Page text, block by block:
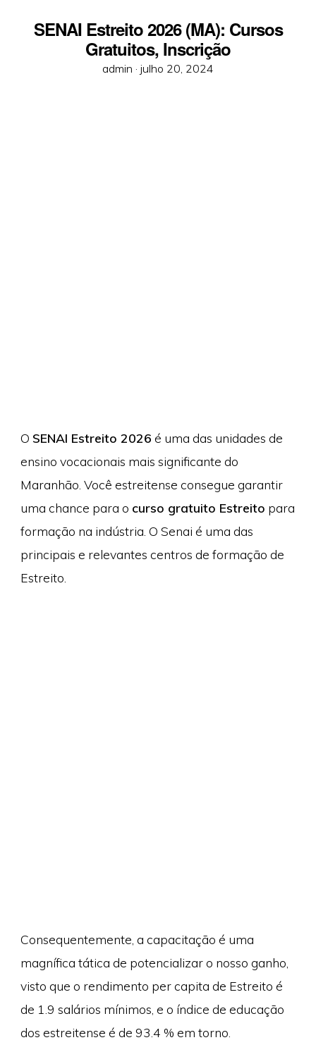
SENAI Estreito 2026 (MA): Cursos
Gratuitos, Inscrição
admin · Posted
julho 20, 2024
O SENAI Estreito 2026 é uma das unidades de
ensino vocacionais mais significante do
Maranhão. Você estreitense consegue garantir
uma chance para o curso gratuito Estreito para
formação na indústria. O Senai é uma das
principais e relevantes centros de formação de
Estreito.
Consequentemente, a capacitação é uma
magnífica tática de potencializar o nosso ganho,
visto que o rendimento per capita de Estreito é
de 1.9 salários mínimos, e o índice de educação
dos estreitense é de 93.4 % em torno.